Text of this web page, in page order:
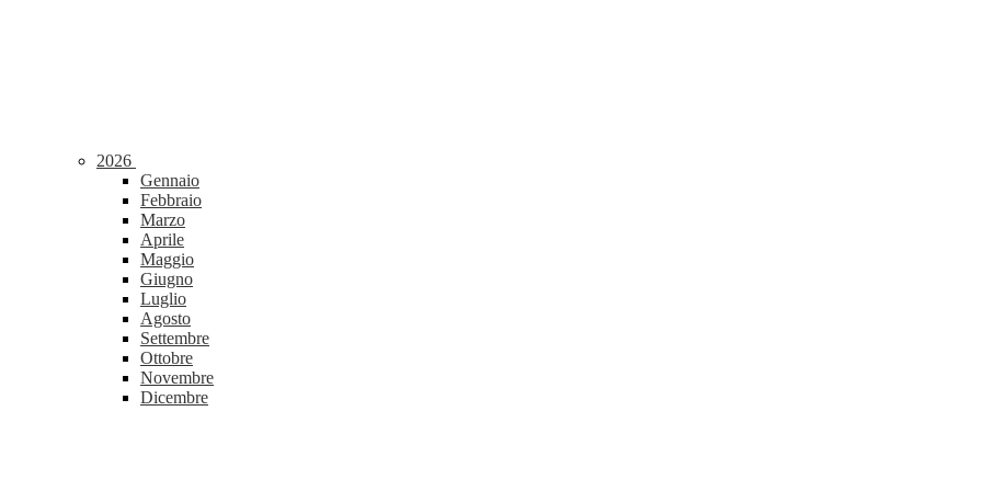
2026
Gennaio
Febbraio
Marzo
Aprile
Maggio
Giugno
Luglio
Agosto
Settembre
Ottobre
Novembre
Dicembre